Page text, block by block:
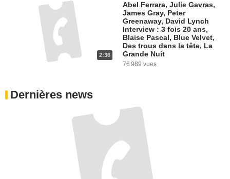
2:36
Abel Ferrara, Julie Gavras,
James Gray, Peter
Greenaway, David Lynch
Interview : 3 fois 20 ans,
Blaise Pascal, Blue Velvet,
Des trous dans la tête, La
Grande Nuit
76 989 vues
Dernières news